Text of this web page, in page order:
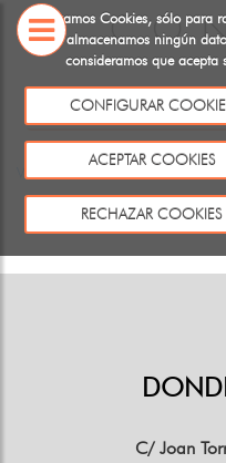
Utilizamos Cookies, sólo para
almacenamos ningún
consideramos que acepta
CONFIGURAR
ACEPTAR COOKIES
RECHAZAR COOKIES
Este producto no existe o no
Volver
C/ Joan